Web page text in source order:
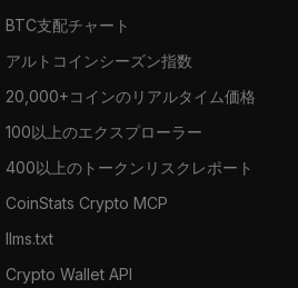
BTC支配チャート
アルトコインシーズン指数
20,000+コインのリアルタイム価格
100以上のエクスプローラー
400以上のトークンリスクレポート
CoinStats Crypto MCP
llms.txt
Crypto Wallet API